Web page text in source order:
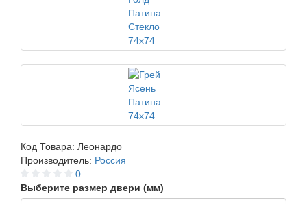
Код Товара: Леонардо
Производитель: Россия
0
Выберите размер двери (мм)